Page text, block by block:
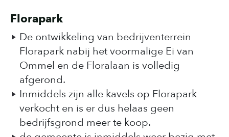
Florapark
De ontwikkeling van bedrijventerrein
Florapark nabij het voormalige Ei van
Ommel en de Floralaan is volledig
afgerond.
Inmiddels zijn alle kavels op Florapark
verkocht en is er dus helaas geen
bedrijfsgrond meer te koop.